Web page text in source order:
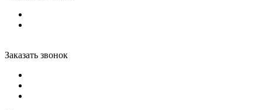
Заказать звонок